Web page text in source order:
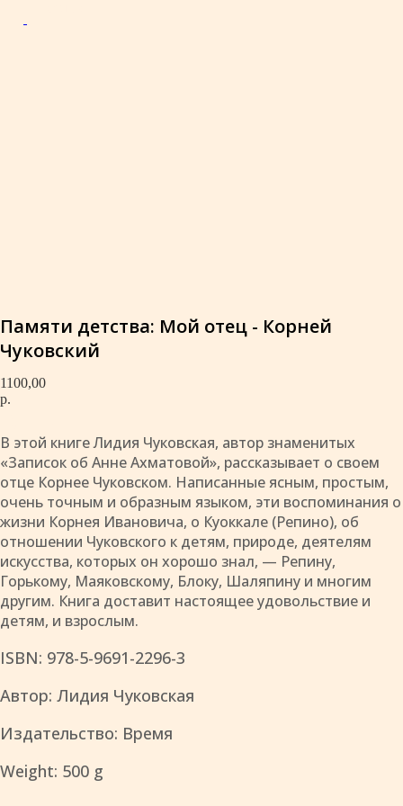
Памяти детства: Мой отец - Корней
Чуковский
1100,00
р.
В этой книге Лидия Чуковская, автор знаменитых
«Записок об Анне Ахматовой», рассказывает о своем
отце Корнее Чуковском. Написанные ясным, простым,
очень точным и образным языком, эти воспоминания о
жизни Корнея Ивановича, о Куоккале (Репино), об
отношении Чуковского к детям, природе, деятелям
искусства, которых он хорошо знал, — Репину,
Горькому, Маяковскому, Блоку, Шаляпину и многим
другим. Книга доставит настоящее удовольствие и
детям, и взрослым.
ISBN: 978-5-9691-2296-3
Автор: Лидия Чуковская
Издательство: Время
Weight: 500 g